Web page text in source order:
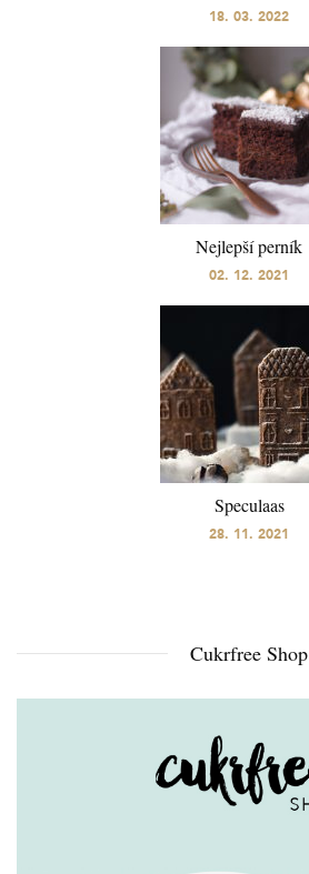
18. 03. 2022
Nejlepší perník
02. 12. 2021
Speculaas
28. 11. 2021
Cukrfree Shop